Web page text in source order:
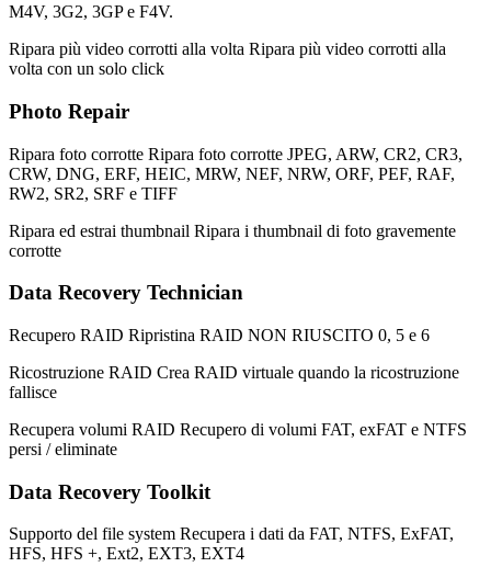
M4V, 3G2, 3GP e F4V.
Ripara più video corrotti alla volta Ripara più video corrotti alla
volta con un solo click
Photo Repair
Ripara foto corrotte Ripara foto corrotte JPEG, ARW, CR2, CR3,
CRW, DNG, ERF, HEIC, MRW, NEF, NRW, ORF, PEF, RAF,
RW2, SR2, SRF e TIFF
Ripara ed estrai thumbnail Ripara i thumbnail di foto gravemente
corrotte
Data Recovery Technician
Recupero RAID Ripristina RAID NON RIUSCITO 0, 5 e 6
Ricostruzione RAID Crea RAID virtuale quando la ricostruzione
fallisce
Recupera volumi RAID Recupero di volumi FAT, exFAT e NTFS
persi / eliminate
Data Recovery Toolkit
Supporto del file system Recupera i dati da FAT, NTFS, ExFAT,
HFS, HFS +, Ext2, EXT3, EXT4